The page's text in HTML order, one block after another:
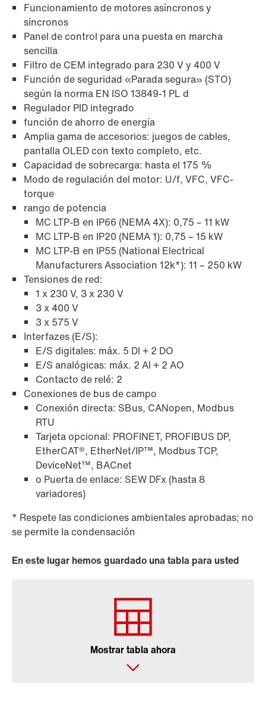
Funcionamiento de motores asíncronos y
síncronos
Panel de control para una puesta en marcha
sencilla
Filtro de CEM integrado para 230 V y 400 V
Función de seguridad «Parada segura» (STO)
según la norma EN ISO 13849-1 PL d
Regulador PID integrado
función de ahorro de energía
Amplia gama de accesorios: juegos de cables,
pantalla OLED con texto completo, etc.
Capacidad de sobrecarga: hasta el 175 %
Modo de regulación del motor: U/f, VFC, VFC-
torque
rango de potencia
MC LTP-B en IP66 (NEMA 4X): 0,75 – 11 kW
MC LTP-B en IP20 (NEMA 1): 0,75 – 15 kW
MC LTP-B en IP55 (National Electrical
Manufacturers Association 12k*): 11 – 250 kW
Tensiones de red:
1 x 230 V, 3 x 230 V
3 x 400 V
3 x 575 V
Interfazes (E/S):
E/S digitales: máx. 5 DI + 2 DO
E/S analógicas: máx. 2 AI + 2 AO
Contacto de relé: 2
Conexiones de bus de campo
Conexión directa: SBus, CANopen, Modbus
RTU
Tarjeta opcional: PROFINET, PROFIBUS DP,
EtherCAT®, EtherNet/IP™, Modbus TCP,
DeviceNet™, BACnet
o Puerta de enlace: SEW DFx (hasta 8
variadores)
* Respete las condiciones ambientales aprobadas; no
se permite la condensación
En este lugar hemos guardado una tabla para usted
Mostrar tabla ahora